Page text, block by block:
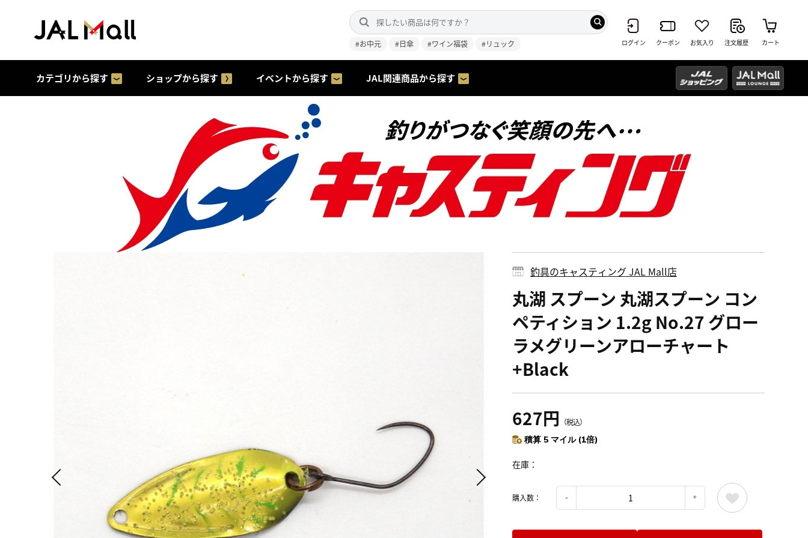
#お中元 #日傘 #ワイン福袋 #リュック ログイン クーポン お気入り 注文履歴 カート
カテゴリから探す ショップから探す イベントから探す JAL関連商品から探す
釣具のキャスティング JAL Mall店
丸湖 スプーン 丸湖スプーン コン
ペティション 1.2g No.27 グロー
ラメグリーンアローチャート
+Black
627円 （税込）
積算 5 マイル (1倍)
在庫
購入数：